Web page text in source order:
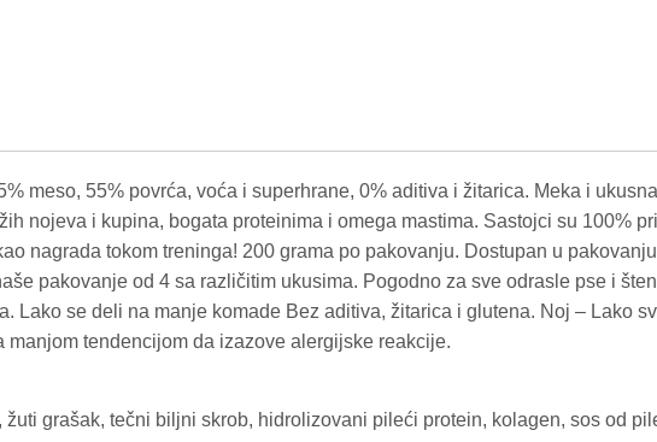
meso, 55% povrća, voća i superhrane, 0% aditiva i žitarica. Meka i
nojeva i kupina, bogata proteinima i omega mastima. Sastojci su 100%
nagrada tokom treninga! 200 grama po pakovanju. Dostupan u
pakovanje od 4 sa različitim ukusima. Pogodno za sve odrasle pse i
Lako se deli na manje komade Bez aditiva, žitarica i glutena. Noj – Lako
manjom tendencijom da izazove alergijske reakcije.
žuti grašak, tečni biljni skrob, hidrolizovani pileći protein, kolagen, sos od